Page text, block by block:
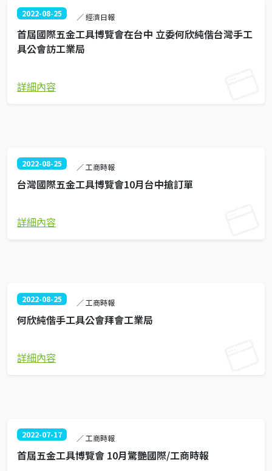
2022-08-25 ／ 經濟日報
首屆國際五金工具博覽會在台中 立委何欣純偕台灣手工
具公會訪工業局
詳細內容
2022-08-25 ／ 工商時報
台灣國際五金工具博覽會10月台中搶訂單
詳細內容
2022-08-25 ／ 工商時報
何欣純偕手工具公會拜會工業局
詳細內容
2022-07-17 ／ 工商時報
首屆五金工具博覽會 10月驚艷國際/工商時報